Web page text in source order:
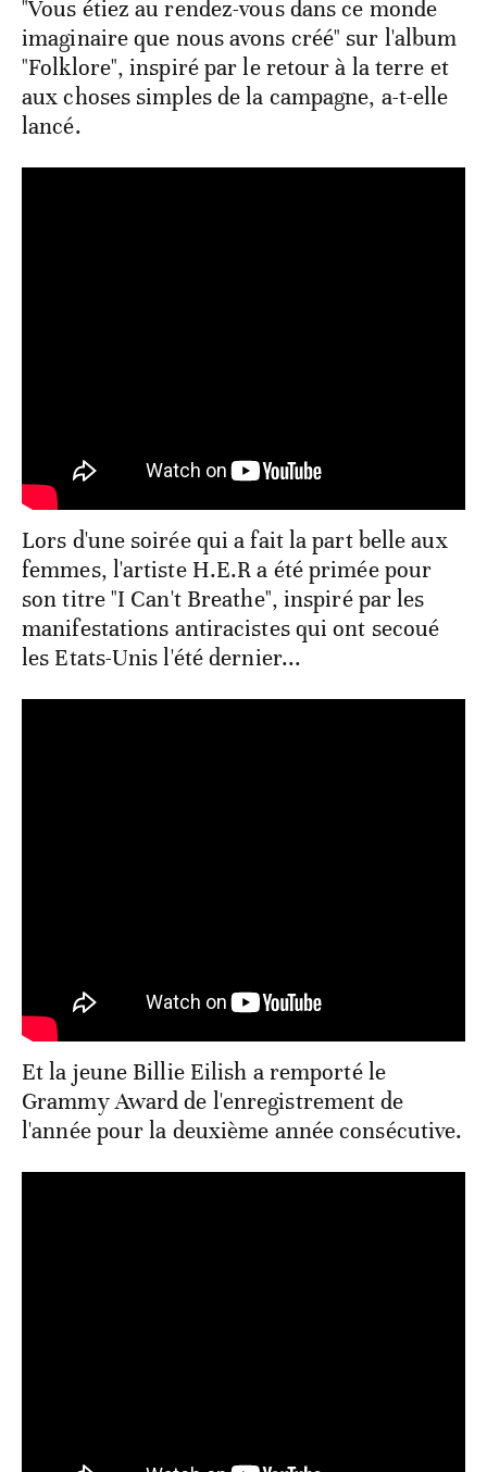
"Vous étiez au rendez-vous dans ce monde
imaginaire que nous avons créé" sur l'album
"Folklore", inspiré par le retour à la terre et
aux choses simples de la campagne, a-t-elle
lancé.
Lors d'une soirée qui a fait la part belle aux
femmes, l'artiste H.E.R a été primée pour
son titre "I Can't Breathe", inspiré par les
manifestations antiracistes qui ont secoué
les Etats-Unis l'été dernier...
Et la jeune Billie Eilish a remporté le
Grammy Award de l'enregistrement de
l'année pour la deuxième année consécutive.